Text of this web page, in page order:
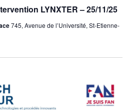
LYNXTER – 25/11/25
745, Avenue de l’Université, St-Etienne-